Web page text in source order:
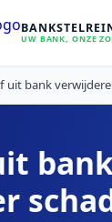
UW BANK, ONZE
uit bank